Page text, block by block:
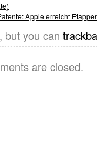
Apple erreicht
but you can
are closed.